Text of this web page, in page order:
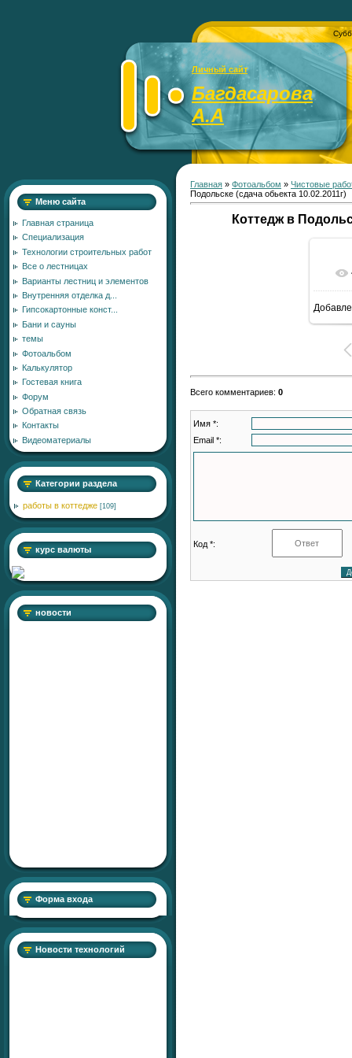
Личный сайт
Багдасарова
А.А
Меню сайта
Главная страница
Специализация
Технологии строительных работ
Все о лестницах
Варианты лестниц и элементов
Внутренняя отделка д...
Гипсокартонные конст...
Бани и сауны
темы
Фотоальбом
Калькулятор
Гостевая книга
Форум
Обратная связь
Контакты
Видеоматериалы
Категории раздела
работы в коттедже [109]
курс валюты
новости
Форма входа
Новости технологий
Главная » Фотоальбом » Чистовые
Подольске (сдача обьекта 10.02.2011г)
Коттедж в
Всего комментариев: 0
Имя *:
Email *:
Код *: